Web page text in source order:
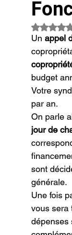
Noté
Un appel
budget
Votre
par an.
On parle
jour de
sont
générale.
Une fois
vous sera
dépenses